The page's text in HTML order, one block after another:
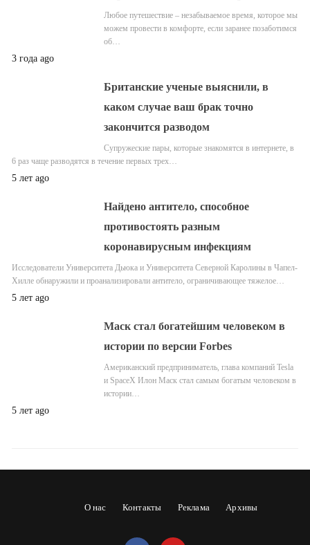
Любое путешествие – незабываемое время, которое мы
можем провести в комфорте, если заранее позаботимся
об…
3 года ago
Британские ученые выяснили, в
каком случае ваш брак точно
закончится разводом
Супружеские пары, которые знакомятся в интернете, в
6 раз чаще разводятся в течение первых трех…
5 лет ago
Найдено антитело, способное
противостоять разным
коронавирусным инфекциям
Исследователи Университета Дьюка и Университета Северной Каролины в Чапел-
Хилле обнаружили и проанализировали антитело, ограничивающее тяжелое…
5 лет ago
Маск стал богатейшим человеком в
истории по версии Forbes
Американский предприниматель, глава компаний Tesla
и SpaceX Илон Маск стал самым богатым человеком в
истории…
5 лет ago
О нас Контакты Реклама Архивы